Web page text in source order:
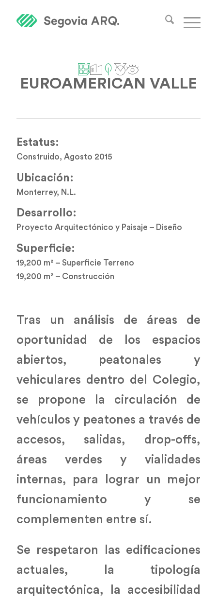
EUROAMERICAN VALLE
Estatus:
Construido, Agosto 2015
Ubicación:
Monterrey, N.L.
Desarrollo:
Proyecto Arquitectónico y Paisaje – Diseño
Superficie:
19,200 m² – Superficie Terreno
19,200 m² – Construcción
Tras un análisis de áreas de
oportunidad de los espacios
abiertos, peatonales y
vehiculares dentro del Colegio,
se propone la circulación de
vehículos y peatones a través de
accesos, salidas, drop-offs,
áreas verdes y vialidades
internas, para lograr un mejor
funcionamiento y se
complementen entre sí.
Se respetaron las edificaciones
actuales, la tipología
arquitectónica, la accesibilidad